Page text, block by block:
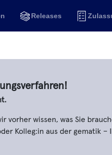
Releases
vorher wissen, was Sie
Kolleg:in aus der gematik –